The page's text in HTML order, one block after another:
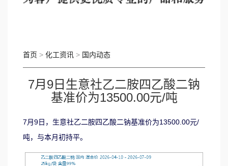
首页 > 化工资讯 > 国内动态
7月9日生意社乙二胺四乙酸二钠
基准价为13500.00元/吨
7月9日，生意社乙二胺四乙酸二钠基准价为13500.00元/
吨，与本月初持平。